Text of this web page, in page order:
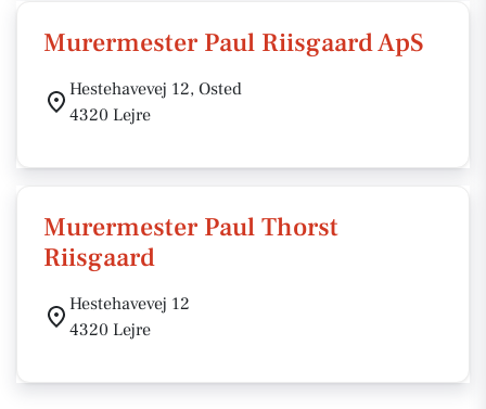
Murermester Paul Riisgaard ApS
Hestehavevej 12, Osted
4320 Lejre
Murermester Paul Thorst
Riisgaard
Hestehavevej 12
4320 Lejre